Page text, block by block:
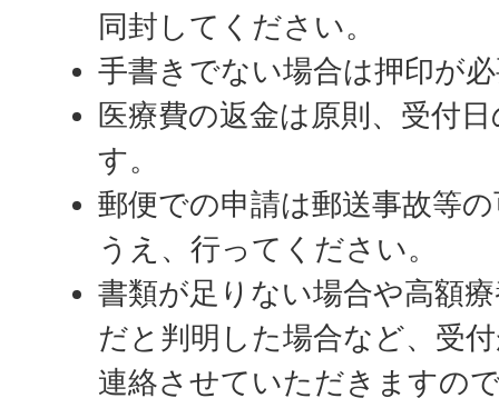
同封してください。
手書きでない場合は押印が
医療費の返金は原則、受付
す。
郵便での申請は郵送事故等
うえ、行ってください。
書類が足りない場合や高額
だと判明した場合など、受
連絡させていただきますの